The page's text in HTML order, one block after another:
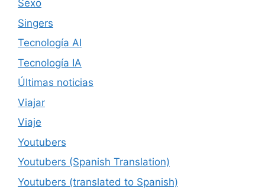
Sexo
Singers
Tecnología AI
Tecnología IA
Últimas noticias
Viajar
Viaje
Youtubers
Youtubers (Spanish Translation)
Youtubers (translated to Spanish)